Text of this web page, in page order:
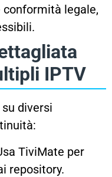
legale,
IPTV
diversi
TiviMate per
repository.